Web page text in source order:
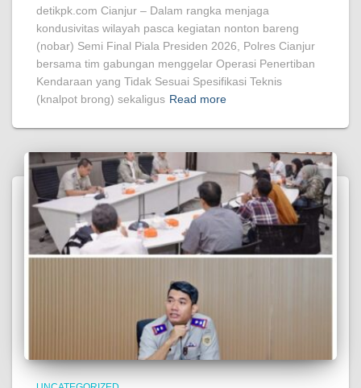
detikpk.com Cianjur – Dalam rangka menjaga
kondusivitas wilayah pasca kegiatan nonton bareng
(nobar) Semi Final Piala Presiden 2026, Polres Cianjur
bersama tim gabungan menggelar Operasi Penertiban
Kendaraan yang Tidak Sesuai Spesifikasi Teknis
(knalpot brong) sekaligus Read more